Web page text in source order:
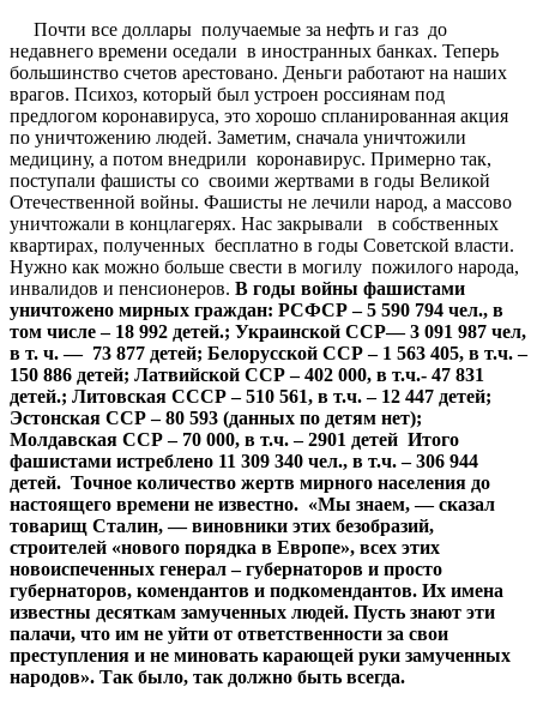
Почти все доллары получаемые за нефть и газ до
недавнего времени оседали в иностранных банках. Теперь
большинство счетов арестовано. Деньги работают на наших
врагов. Психоз, который был устроен россиянам под
предлогом коронавируса, это хорошо спланированная акция
по уничтожению людей. Заметим, сначала уничтожили
медицину, а потом внедрили коронавирус. Примерно так,
поступали фашисты со своими жертвами в годы Великой
Отечественной войны. Фашисты не лечили народ, а массово
уничтожали в концлагерях. Нас закрывали в собственных
квартирах, полученных бесплатно в годы Советской власти.
Нужно как можно больше свести в могилу пожилого народа,
инвалидов и пенсионеров. В годы войны фашистами
уничтожено мирных граждан: РСФСР –5 590 794 чел., в
том числе –18 992 детей.; Украинской ССР— 3 091 987 чел,
в т. ч. — 73 877 детей; Белорусской ССР –1 563 405, в т.ч. –
150 886 детей; Латвийской ССР– 402 000, в т.ч.- 47 831
детей.; Литовская СССР– 510 561, в т.ч.–12 447 детей;
Эстонская ССР– 80 593 (данных по детям нет);
Молдавская ССР –70 000, в т.ч.–2901 детей Итого
фашистами истреблено 11 309 340 чел., в т.ч.–306 944
детей. Точное количество жертв мирного населения до
настоящего времени не известно. «Мы знаем, —сказал
товарищ Сталин, —виновники этих безобразий,
строителей «нового порядка в Европе», всех этих
новоиспеченных генерал – губернаторов и просто
губернаторов, комендантов и подкомендантов. Их имена
известны десяткам замученных людей. Пусть знают эти
палачи, что им не уйти от ответственности за свои
преступления и не миновать карающей руки замученных
народов». Так было, так должно быть всегда.